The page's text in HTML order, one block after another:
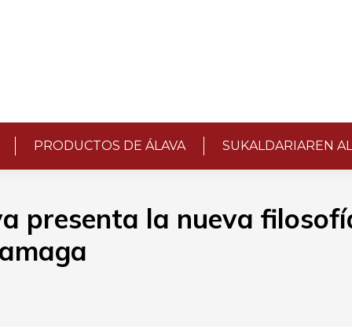
PRODUCTOS DE ÁLAVA SUKALDARIAREN
presenta la nueva